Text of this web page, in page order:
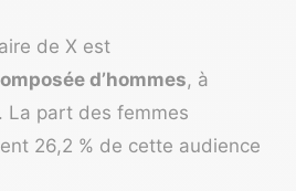
de X est
d’hommes, à
La part des femmes
26,2 % de cette audience